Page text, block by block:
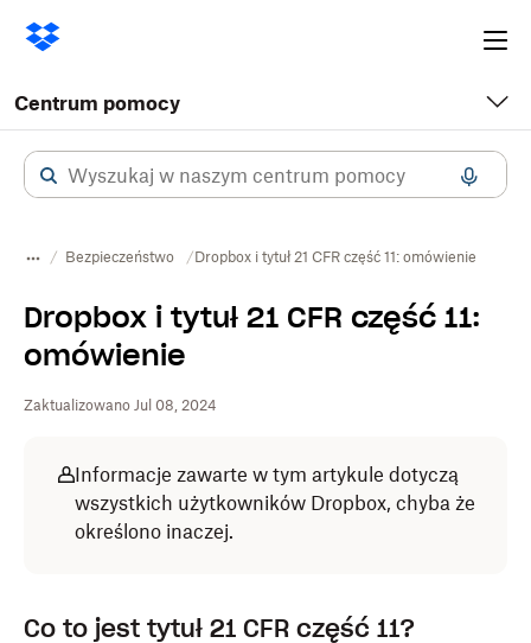
Centrum pomocy
Bezpieczeństwo Dropbox i tytuł 21 CFR część 11: omówienie
Dropbox i tytuł 21 CFR część 11:
omówienie
Zaktualizowano Jul 08, 2024
Informacje zawarte w tym artykule dotyczą
wszystkich użytkowników Dropbox, chyba że
określono inaczej.
Co to jest tytuł 21 CFR część 11?